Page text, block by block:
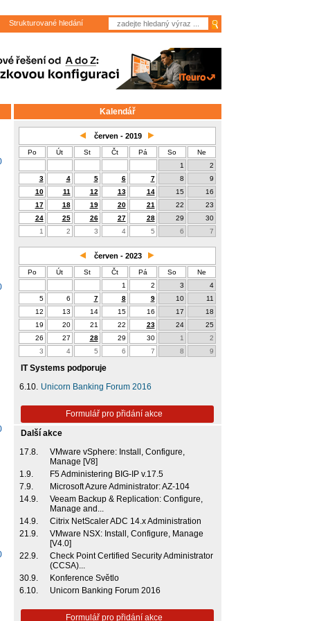
Strukturované hledání
Kalendář
červen - 2019
Po Út St Čt Pá So
Ne
1
2
3
4 5 6 7 8
9
10
11 12 13 14 15
16
17
18 19 20 21 22
23
24
25 26 27 28 29
30
1
2 3 4 5 6 7
červen - 2023
Po Út St Čt Pá So
Ne
1
2 3
4
5
6 7 8 9 10
11
12
13 14 15 16 17
18
19
20 21 22 23 24
25
26
27 28 29 30 1
2
3
4 5 6 7 8 9
IT Systems podporuje
6.10. Unicorn Banking Forum 2016
Formulář pro přidání akce
Další akce
17.8.
VMware vSphere: Install, Configure,
Manage [V8]
1.9.
F5 Administering BIG-IP v.17.5
7.9.
Microsoft Azure Administrator: AZ-104
14.9.
Veeam Backup & Replication: Configure,
Manage and...
14.9.
Citrix NetScaler ADC 14.x Administration
21.9.
VMware NSX: Install, Configure, Manage
[V4.0]
22.9.
Check Point Certified Security Administrator
(CCSA)...
30.9.
Konference Světlo
6.10.
Unicorn Banking Forum 2016
Formulář pro přidání akce